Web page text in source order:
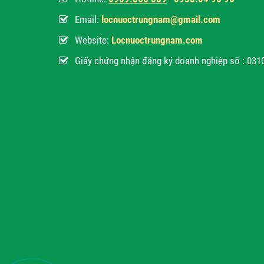
Email: locnuoctrungnam@gmail.com
Website: Locnuoctrungnam.com
Giấy chứng nhận đăng ký doanh nghiệp số :